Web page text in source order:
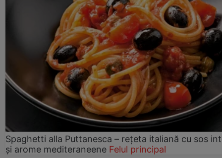
Spaghetti alla Puttanesca – rețeta italiană cu sos
și arome mediteraneene Felul principal